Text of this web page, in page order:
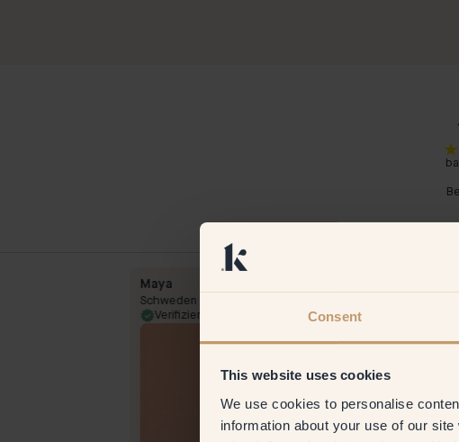
Consent
This website uses cookies
We use cookies to personalise
information about your use of our
Maya
Schweden
Verifizierter Kunde
20 Mar 2026